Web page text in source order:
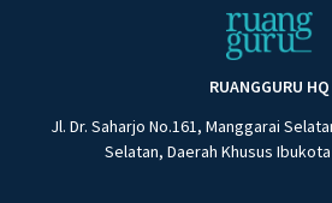
RUANGGURU HQ
Jl. Dr. Saharjo No.161, Manggarai
Selatan, Daerah Khusus